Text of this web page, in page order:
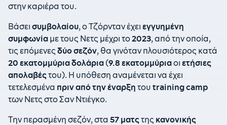
στην καριέρα του.
Βάσει συμβολαίου, ο Τζόρνταν έχει εγγυημένη
συμφωνία με τους Νετς μέχρι το2023, από την οποία,
τις επόμενες δύο σεζόν, θα γινόταν πλουσιότερος κατά
20 εκατομμύρια δολάρια (9.8 εκατομμύριαοι ετήσιες
απολαβές του). H υπόθεση αναμένεται να έχει
τετελεσμένα πριν από την έναρξη του training camp
των Νετς στο Σαν Ντιέγκο.
Την περασμένη σεζόν, στα 57 ματς της κανονικής